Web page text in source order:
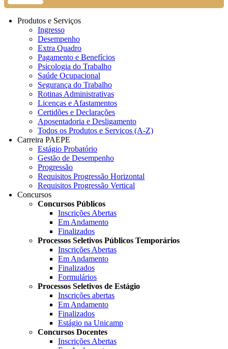
Produtos e Serviços
Ingresso
Desempenho
Extra Quadro
Pagamento e Benefícios
Psicologia do Trabalho
Saúde Ocupacional
Segurança do Trabalho
Rotinas Administrativas
Licenças e Afastamentos
Certidões e Declarações
Aposentadoria e Desligamento
Todos os Produtos e Serviços (A-Z)
Carreira PAEPE
Estágio Probatório
Gestão de Desempenho
Progressão
Requisitos Progressão Horizontal
Requisitos Progressão Vertical
Concursos
Concursos Públicos
Inscrições Abertas
Em Andamento
Finalizados
Processos Seletivos Públicos Temporários
Inscrições Abertas
Em Andamento
Finalizados
Formulários
Processos Seletivos de Estágio
Inscrições abertas
Em Andamento
Finalizados
Estágio na Unicamp
Concursos Docentes
Inscrições Abertas